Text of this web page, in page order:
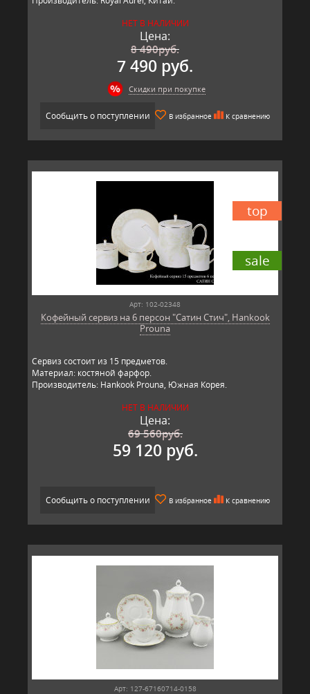
НЕТ В НАЛИЧИИ
Цена:
8 490руб.
7 490 руб.
Скидки при покупке
Сообщить о поступлении В избранное К сравнению
sale
top
Арт: 102-02348
Кофейный сервиз на 6 персон "Сатин Стич", Hankook
Prouna
Сервиз состоит из 15 предметов.
Материал: костяной фарфор.
Производитель: Hankook Prouna, Южная Корея.
НЕТ В НАЛИЧИИ
Цена:
69 560руб.
59 120 руб.
Сообщить о поступлении В избранное К сравнению
Арт: 127-67160714-0158